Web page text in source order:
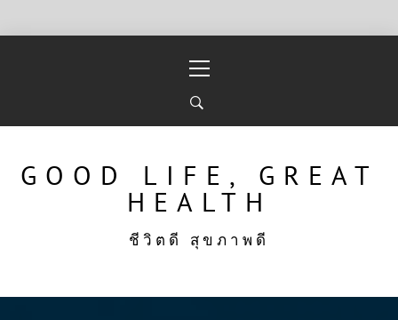
Menu
GOOD LIFE, GREAT
HEALTH
ชีวิตดี สุขภาพดี